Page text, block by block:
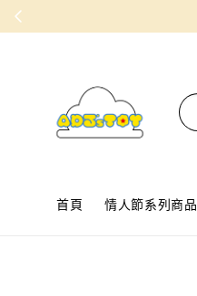
首頁 情人節系列商品